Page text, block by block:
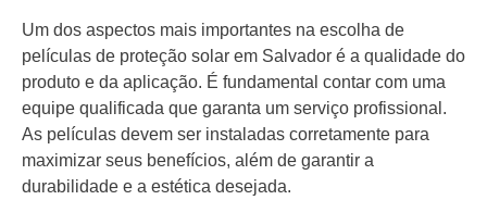
Um dos aspectos mais importantes na escolha de
películas de proteção solar em Salvador é a qualidade do
produto e da aplicação. É fundamental contar com uma
equipe qualificada que garanta um serviço profissional.
As películas devem ser instaladas corretamente para
maximizar seus benefícios, além de garantir a
durabilidade e a estética desejada.